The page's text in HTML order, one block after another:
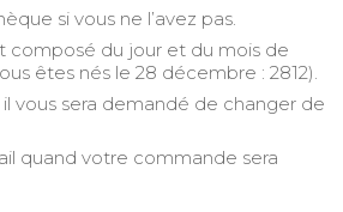
si vous ne l’avez pas.
composé du jour et du mois de
êtes nés le 28 décembre : 2812).
vous sera demandé de changer de
quand votre commande sera